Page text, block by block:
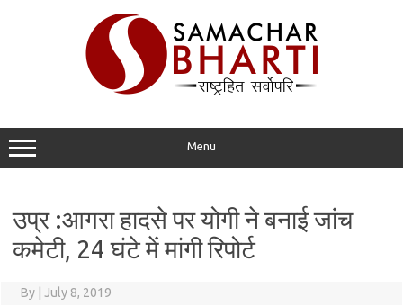
Menu
उप्र :आगरा हादसे पर योगी ने बनाई जांच
कमेटी, 24 घंटे में मांगी रिपोर्ट
By July 8, 2019